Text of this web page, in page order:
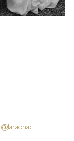
@laraonac